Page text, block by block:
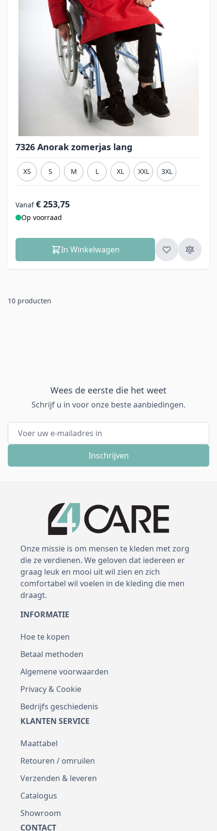
7326 Anorak zomerjas lang
XS S M L XL XXL 3XL
Vanaf € 253,75
Op voorraad
In Winkelwagen
10 producten
Wees de eerste die het weet
Schrijf u in voor onze beste aanbiedingen.
E-mail adres
Inschrijven
Onze missie is om mensen te kleden met zorg
die ze verdienen. We geloven dat iedereen er
graag leuk en mooi uit wil zien en zich
comfortabel wil voelen in de kleding die men
draagt.
INFORMATIE
Hoe te kopen
Betaal methoden
Algemene voorwaarden
Privacy & Cookie
Bedrijfs geschiedenis
KLANTEN SERVICE
Maattabel
Retouren / omruilen
Verzenden & leveren
Catalogus
Showroom
CONTACT